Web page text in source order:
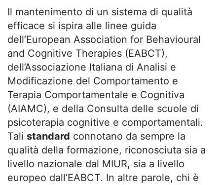
Il mantenimento di un sistema di qualità
efficace si ispira alle linee guida
dell’European Association for Behavioural
and Cognitive Therapies (EABCT),
dell’Associazione Italiana di Analisi e
Modificazione del Comportamento e
Terapia Comportamentale e Cognitiva
(AIAMC), e della Consulta delle scuole di
psicoterapia cognitive e comportamentali.
Tali standard connotano da sempre la
qualità della formazione, riconosciuta sia a
livello nazionale dal MIUR, sia a livello
europeo dall’EABCT. In altre parole, chi è